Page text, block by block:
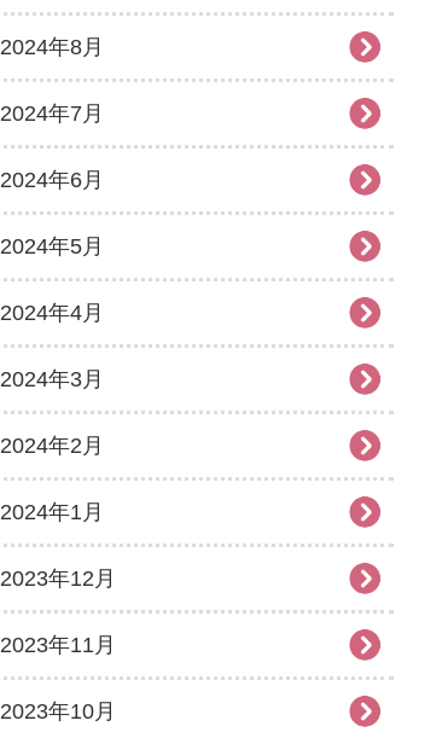
2024年8月
2024年7月
2024年6月
2024年5月
2024年4月
2024年3月
2024年2月
2024年1月
2023年12月
2023年11月
2023年10月